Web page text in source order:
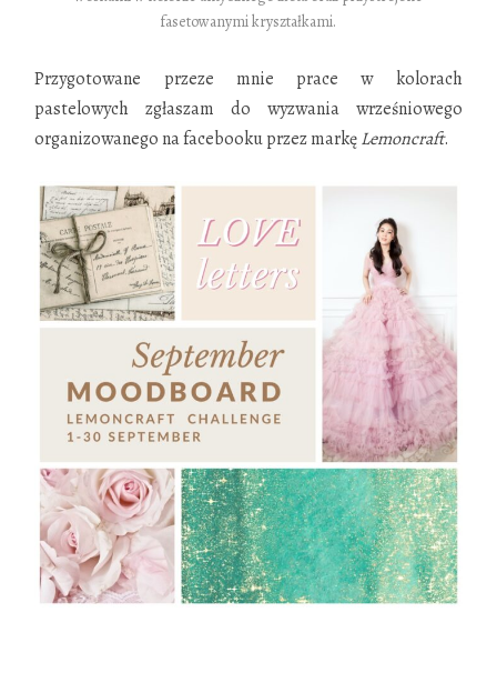
fasetowanymi kryształkami.
Przygotowane przeze mnie prace w kolorach
pastelowych zgłaszam do wyzwania wrześniowego
organizowanego na facebooku przez markęLemoncraft.